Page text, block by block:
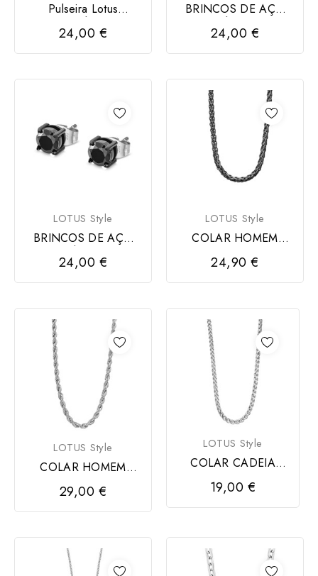
Pulseira Lotus
Dourada Árvore da
Vida
24,00 €
BRINCOS DE AÇO
INOXIDÁVEL LOTUS
STYLE
24,00 €
LOTUS Style
BRINCOS DE AÇO
INOXIDÁVEL LOTUS
STYLE
24,00 €
LOTUS Style
COLAR HOMEM
LOTUS STYLE
24,90 €
LOTUS Style
COLAR HOMEM
LOTUS STYLE
29,00 €
LOTUS Style
COLAR CADEIA
HOMEM LOTUS
STYLE
19,00 €